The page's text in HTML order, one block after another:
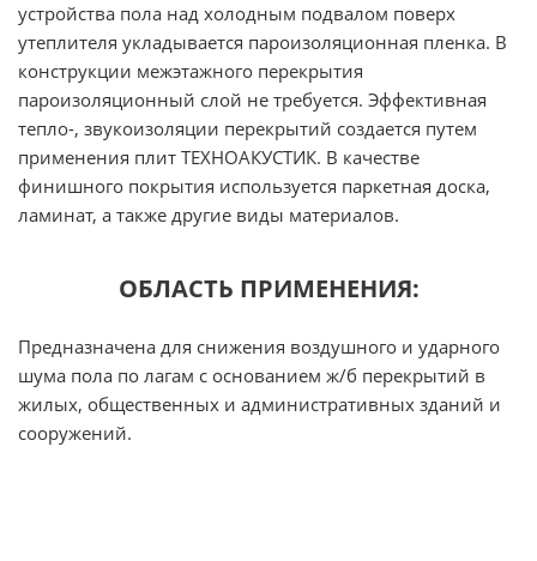
устройства пола над холодным подвалом поверх
утеплителя укладывается пароизоляционная пленка. В
конструкции межэтажного перекрытия
пароизоляционный слой не требуется. Эффективная
тепло-, звукоизоляции перекрытий создается путем
применения плит ТЕХНОАКУСТИК. В качестве
финишного покрытия используется паркетная доска,
ламинат, а также другие виды материалов.
ОБЛАСТЬ ПРИМЕНЕНИЯ:
Предназначена для снижения воздушного и ударного
шума пола по лагам с основанием ж/б перекрытий в
жилых, общественных и административных зданий и
сооружений.